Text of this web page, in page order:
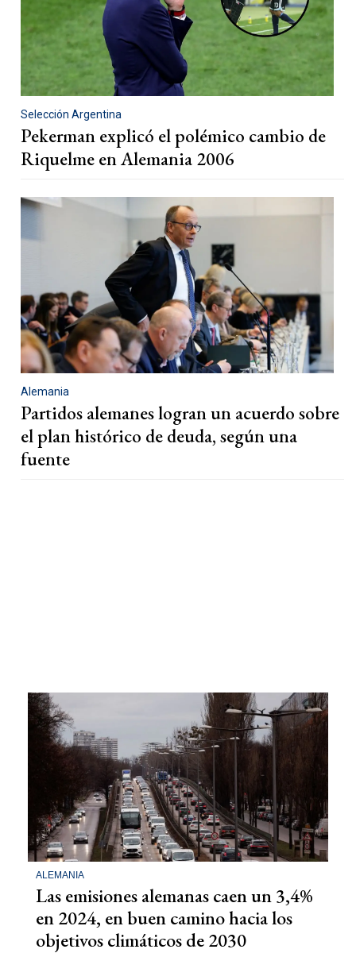
Selección Argentina
Pekerman explicó el polémico cambio de
Riquelme en Alemania 2006
Alemania
Partidos alemanes logran un acuerdo sobre
el plan histórico de deuda, según una
fuente
ALEMANIA
Las emisiones alemanas caen un 3,4%
en 2024, en buen camino hacia los
objetivos climáticos de 2030